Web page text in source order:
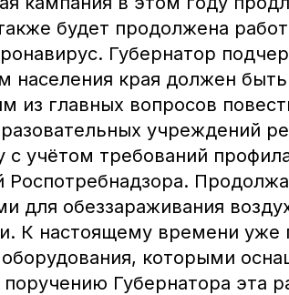
будет продолжена
Губернатор
населения края должен
из главных вопросов
учреждений
с учётом требований
Роспотребнадзора.
для обеззараживания
К настоящему времени уже
которыми
Губернатора эта